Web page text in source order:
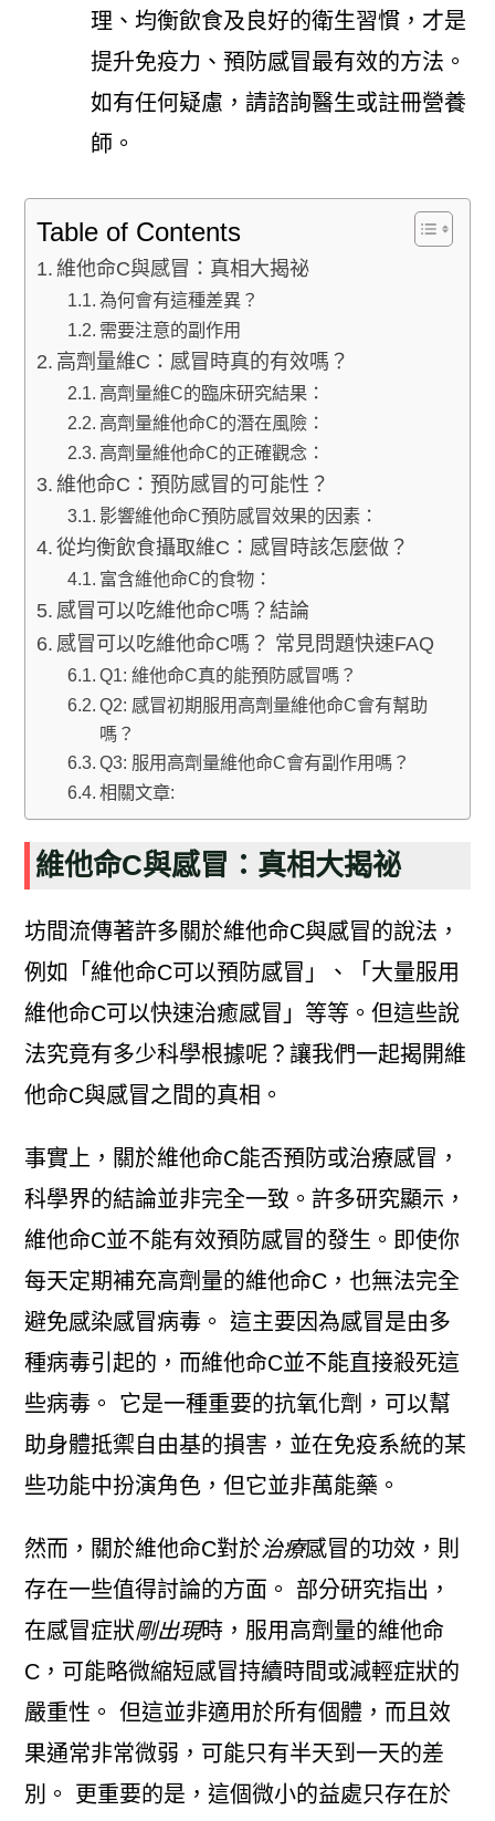
理、均衡飲食及良好的衛生習慣，才是
提升免疫力、預防感冒最有效的方法。
如有任何疑慮，請諮詢醫生或註冊營養
師。
Table of Contents
維他命C與感冒：真相大揭祕
為何會有這種差異？
需要注意的副作用
高劑量維C：感冒時真的有效嗎？
高劑量維C的臨床研究結果：
高劑量維他命C的潛在風險：
高劑量維他命C的正確觀念：
維他命C：預防感冒的可能性？
影響維他命C預防感冒效果的因素：
從均衡飲食攝取維C：感冒時該怎麼做？
富含維他命C的食物：
感冒可以吃維他命C嗎？結論
感冒可以吃維他命C嗎？ 常見問題快速FAQ
Q1: 維他命C真的能預防感冒嗎？
Q2: 感冒初期服用高劑量維他命C會有幫助
嗎？
Q3: 服用高劑量維他命C會有副作用嗎？
相關文章:
維他命C與感冒：真相大揭祕
坊間流傳著許多關於維他命C與感冒的說法，
例如「維他命C可以預防感冒」、「大量服用
維他命C可以快速治癒感冒」等等。但這些說
法究竟有多少科學根據呢？讓我們一起揭開維
他命C與感冒之間的真相。
事實上，關於維他命C能否預防或治療感冒，
科學界的結論並非完全一致。許多研究顯示，
維他命C並不能有效預防感冒的發生。即使你
每天定期補充高劑量的維他命C，也無法完全
避免感染感冒病毒。 這主要因為感冒是由多
種病毒引起的，而維他命C並不能直接殺死這
些病毒。 它是一種重要的抗氧化劑，可以幫
助身體抵禦自由基的損害，並在免疫系統的某
些功能中扮演角色，但它並非萬能藥。
然而，關於維他命C對於治療感冒的功效，則
存在一些值得討論的方面。 部分研究指出，
在感冒症狀剛出現時，服用高劑量的維他命
C，可能略微縮短感冒持續時間或減輕症狀的
嚴重性。 但這並非適用於所有個體，而且效
果通常非常微弱，可能只有半天到一天的差
別。 更重要的是，這個微小的益處只存在於